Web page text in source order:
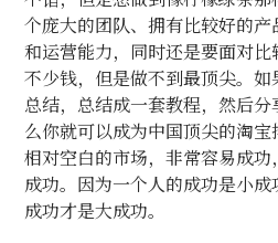
个庞大的团队、拥有比较好的
和运营能力，同时还是要面对
不少钱，但是做不到最顶尖。
总结，总结成一套教程，然后
么你就可以成为中国顶尖的淘
相对空白的市场，非常容易成
成功。因为一个人的成功是小
成功才是大成功。